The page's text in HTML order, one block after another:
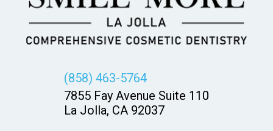
(858) 463-5764
7855 Fay Avenue Suite 110
La Jolla, CA 92037